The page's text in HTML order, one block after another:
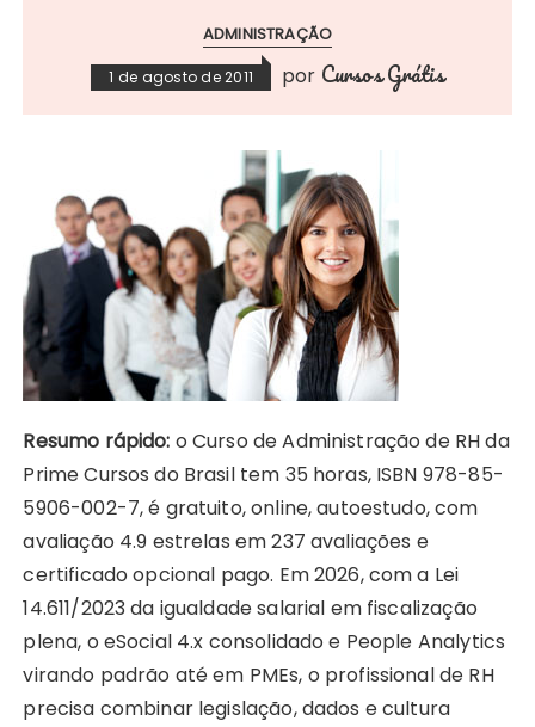
ADMINISTRAÇÃO
1 de agosto de 2011 por Cursos Grátis
Resumo rápido: o Curso de Administração de RH da
Prime Cursos do Brasil tem 35 horas, ISBN 978-85-
5906-002-7, é gratuito, online, autoestudo, com
avaliação 4.9 estrelas em 237 avaliações e
certificado opcional pago. Em 2026, com a Lei
14.611/2023 da igualdade salarial em fiscalização
plena, o eSocial 4.x consolidado e People Analytics
virando padrão até em PMEs, o profissional de RH
precisa combinar legislação, dados e cultura